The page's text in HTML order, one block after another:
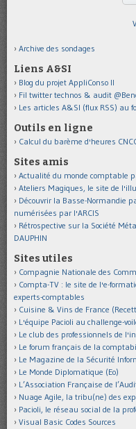
Archive des sondages
Liens A&SI
Blog du projet AppliConso II
Fil twitter technos & audit
Les articles A&SI (flux RSS) au
Outils en ligne
Calcul du barème d'heures
Sites amis
Actualité du monde comptable
Ateliers Magiques, le site de
Découvrir la Basse-Normandie
numérisées par l'ARCIS
Rétrospective sur la Société
DAUPHIN
Sites utiles
Compagnie Nationale des
Compta-TV : le site de l'e-
experts-comptables
Cuisine & Vins de France
L'équipe Pacioli au challenge-
Le club des professionnels de
Le forum français de la
Le Magazine de la Sécurité
Le Monde Diplomatique (Eo)
L’Association Française de
Nuage Agile, la tribu(ne) des
Pacioli, le réseau social de la
Visual Basic Codes Sources